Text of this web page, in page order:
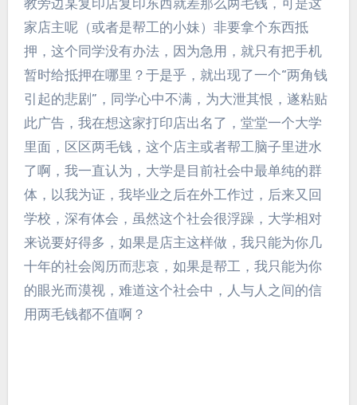
教旁边某复印店复印东西就差那么两毛钱，可是这
家店主呢（或者是帮工的小妹）非要拿个东西抵
押，这个同学没有办法，因为急用，就只有把手机
暂时给抵押在哪里？于是乎，就出现了一个“两角钱
引起的悲剧”，同学心中不满，为大泄其恨，遂粘贴
此广告，我在想这家打印店出名了，堂堂一个大学
里面，区区两毛钱，这个店主或者帮工脑子里进水
了啊，我一直认为，大学是目前社会中最单纯的群
体，以我为证，我毕业之后在外工作过，后来又回
学校，深有体会，虽然这个社会很浮躁，大学相对
来说要好得多，如果是店主这样做，我只能为你几
十年的社会阅历而悲哀，如果是帮工，我只能为你
的眼光而漠视，难道这个社会中，人与人之间的信
用两毛钱都不值啊？